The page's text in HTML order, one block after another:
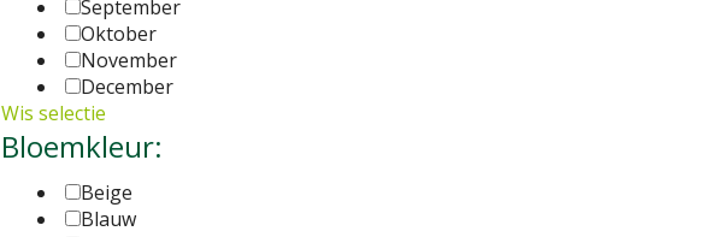
September
Oktober
November
December
Wis selectie
Bloemkleur:
Beige
Blauw